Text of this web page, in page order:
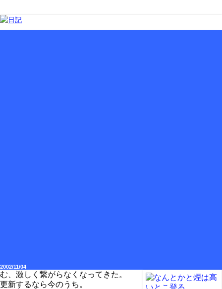
2002/11/04
む、激しく繋がらなくなってきた。
更新するなら今のうち。